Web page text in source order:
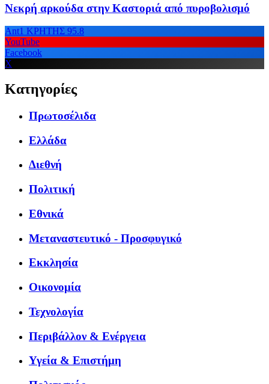
Νεκρή αρκούδα στην Καστοριά από πυροβολισμό
Ant1 ΚΡΗΤΗΣ 95.8
YouTube
Facebook
X
Κατηγορίες
Πρωτοσέλιδα
Ελλάδα
Διεθνή
Πολιτική
Εθνικά
Μεταναστευτικό - Προσφυγικό
Εκκλησία
Οικονομία
Τεχνολογία
Περιβάλλον & Ενέργεια
Υγεία & Επιστήμη